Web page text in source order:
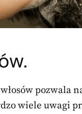
pozwala
wiele uwagi